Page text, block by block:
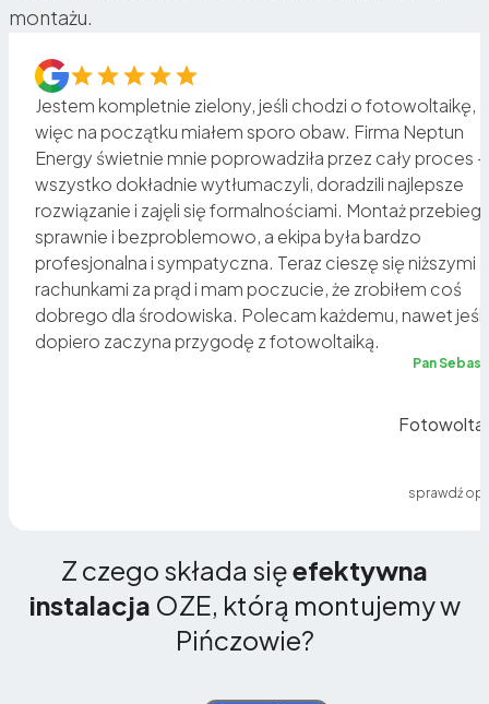
montażu.
Jestem kompletnie zielony, jeśli chodzi o fotowoltaikę,
więc na początku miałem sporo obaw. Firma Neptun
Energy świetnie mnie poprowadziła przez cały proces –
wszystko dokładnie wytłumaczyli, doradzili najlepsze
rozwiązanie i zajęli się formalnościami. Montaż przebiegł
sprawnie i bezproblemowo, a ekipa była bardzo
profesjonalna i sympatyczna. Teraz cieszę się niższymi
rachunkami za prąd i mam poczucie, że zrobiłem coś
dobrego dla środowiska. Polecam każdemu, nawet jeśli
dopiero zaczyna przygodę z fotowoltaiką.
Pan
sprawdź
Z czego składa sięefektywna
instalacja OZE, którą montujemy w
Pińczowie?